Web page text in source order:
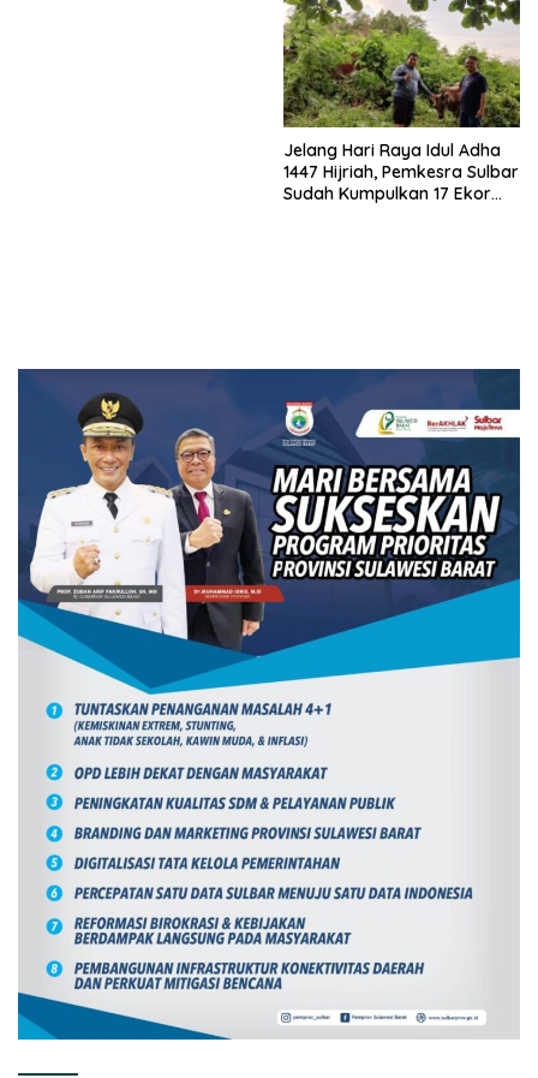
Jelang Hari Raya Idul Adha
1447 Hijriah, Pemkesra Sulbar
Sudah Kumpulkan 17 Ekor